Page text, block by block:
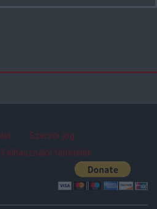
Szerzői jog
Felhasználói feltételek